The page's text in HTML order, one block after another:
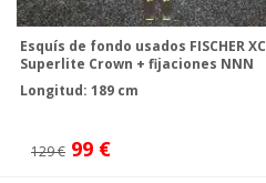
Esquís de fondo usados FISCHER XC
Superlite Crown + fijaciones NNN
Fischer Control
Longitud: 189 cm
129 € 99 €